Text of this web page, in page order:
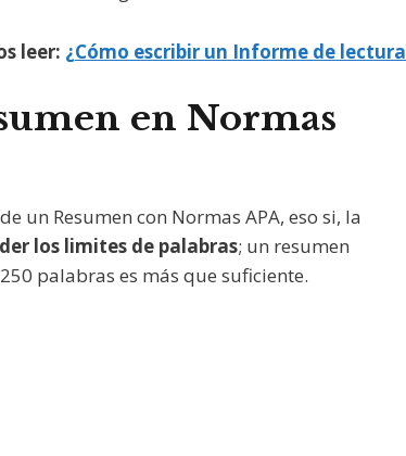
leer: ¿Cómo escribir un Informe de
en Normas
un Resumen con Normas APA, eso si, la
los limites de palabras; un resumen
palabras es más que suficiente.